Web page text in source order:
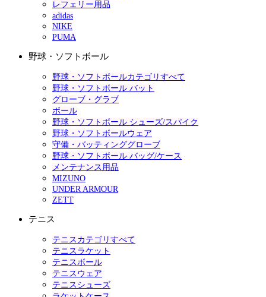
レフェリー用品
adidas
NIKE
PUMA
野球・ソフトボール
野球・ソフトボールカテゴリすべて
野球・ソフトボール バット
グローブ・グラブ
ボール
野球・ソフトボール シューズ/スパイク
野球・ソフトボールウェア
守備・バッティンググローブ
野球・ソフトボール バッグ/ケース
メンテナンス用品
MIZUNO
UNDER ARMOUR
ZETT
テニス
テニスカテゴリすべて
テニスラケット
テニスボール
テニスウェア
テニスシューズ